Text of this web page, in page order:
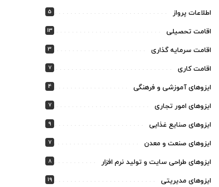
اطلاعات پرواز 5
اقامت تحصیلی 13
اقامت سرمایه گذاری 3
اقامت کاری 7
ایزوهای آموزشی و فرهنگی 4
ایزوهای امور تجاری 7
ایزوهای صنایع غذایی 9
ایزوهای صنعت و معدن 7
ایزوهای طراحی سایت و تولید نرم افزار 8
ایزوهای مدیریتی 19